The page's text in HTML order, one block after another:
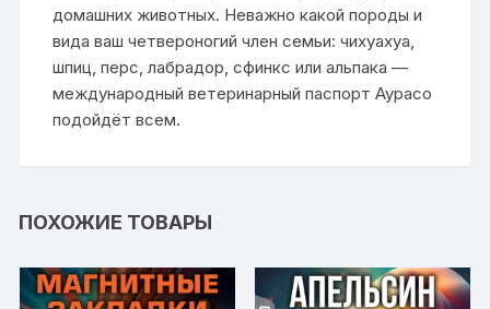
домашних животных. Неважно какой породы и
вида ваш четвероногий член семьи: чихуахуа,
шпиц, перс, лабрадор, сфинкс или альпака —
международный ветеринарный паспорт Аурасо
подойдёт всем.
ПОХОЖИЕ ТОВАРЫ